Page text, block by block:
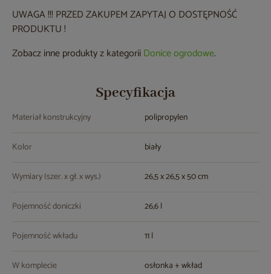
UWAGA !!! PRZED ZAKUPEM ZAPYTAJ O DOSTĘPNOŚĆ
PRODUKTU !
Zobacz inne produkty z kategoriiDonice ogrodowe.
Specyfikacja
Materiał konstrukcyjny polipropylen
Kolor biały
Wymiary (szer. x gł. x wys.) 26,5 x 26,5 x 50 cm
Pojemność doniczki 26,6 l
Pojemność wkładu 11 l
W komplecie osłonka + wkład